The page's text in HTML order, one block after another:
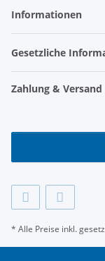
Informationen
Gesetzliche
Zahlung & Versand
* Alle Preise inkl.